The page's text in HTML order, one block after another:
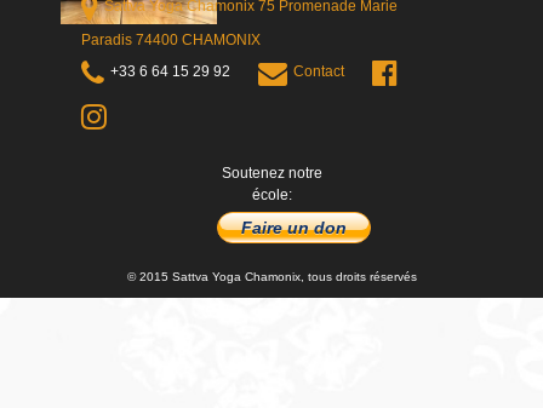
Sattva Yoga Chamonix 75 Promenade Marie
Paradis 74400 CHAMONIX
+33 6 64 15 29 92
Contact
Soutenez notre
école:
Faire un don
© 2015 Sattva Yoga Chamonix, tous droits réservés